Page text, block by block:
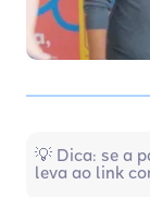
💡 Dica: se a
leva ao link